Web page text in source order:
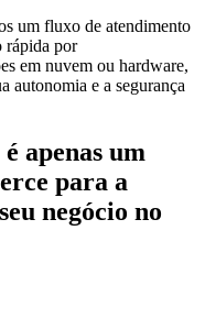
um fluxo de atendimento
rápida por
em nuvem ou hardware,
autonomia e a segurança
apenas um
para a
negócio no